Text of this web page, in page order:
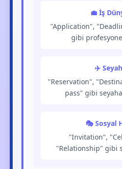
💼 İş
"Application",
gibi
✈️
"Reservation",
pass" gibi
🎭 Sosyal
"Invitation",
"Relationship" gibi